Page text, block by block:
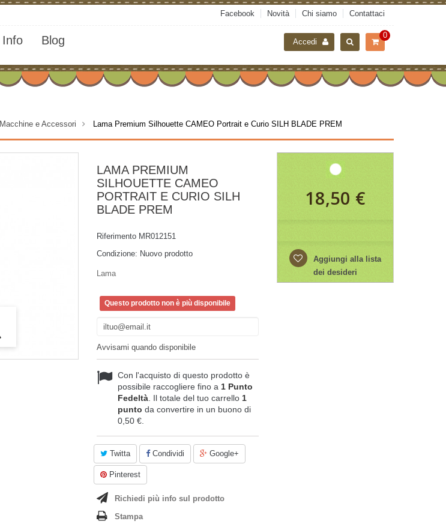
Facebook Novità Chi siamo Contattaci
0
Info Blog Accedi
Macchine e Accessori > Lama Premium Silhouette CAMEO Portrait e Curio SILH BLADE PREM
LAMA PREMIUM
SILHOUETTE CAMEO
PORTRAIT E CURIO SILH
BLADE PREM
Riferimento MR012151
Condizione: Nuovo prodotto
Lama
Questo prodotto non è più disponibile
Avvisami quando disponibile
Con l'acquisto di questo prodotto è
possibile raccogliere fino a 1 Punto
Fedeltà . Il totale del tuo carrello 1
punto da convertire in un buono di
0,50 €
Twitta Condividi Google+
Pinterest
Richiedi più info sul prodotto
Stampa
18,50 €
Aggiungi alla lista
dei desideri